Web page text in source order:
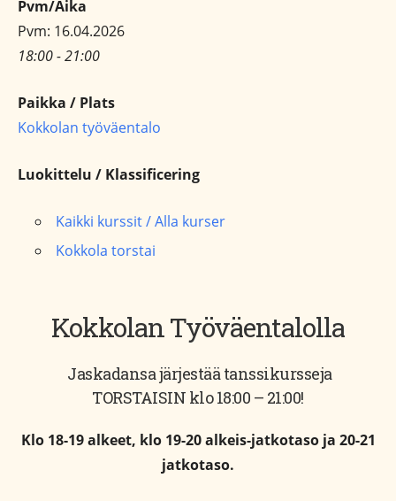
Pvm/Aika
Pvm: 16.04.2026
18:00 - 21:00
Paikka / Plats
Kokkolan työväentalo
Luokittelu / Klassificering
Kaikki kurssit / Alla kurser
Kokkola torstai
Kokkolan Työväentalolla
Jaskadansa järjestää tanssikursseja
TORSTAISIN klo 18:00 – 21:00!
Klo 18-19 alkeet, klo 19-20 alkeis-jatkotaso ja 20-21
jatkotaso.